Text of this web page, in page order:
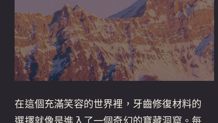
在這個充滿笑容的世界裡，牙齒修復材料的